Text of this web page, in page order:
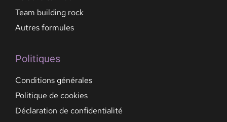
Team building rock
Autres formules
Politiques
Conditions générales
Politique de cookies
Déclaration de confidentialité